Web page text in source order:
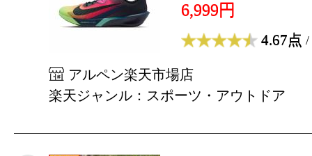
6,999円
4.67点 /
アルペン楽天市場店
楽天ジャンル：スポーツ・アウトドア